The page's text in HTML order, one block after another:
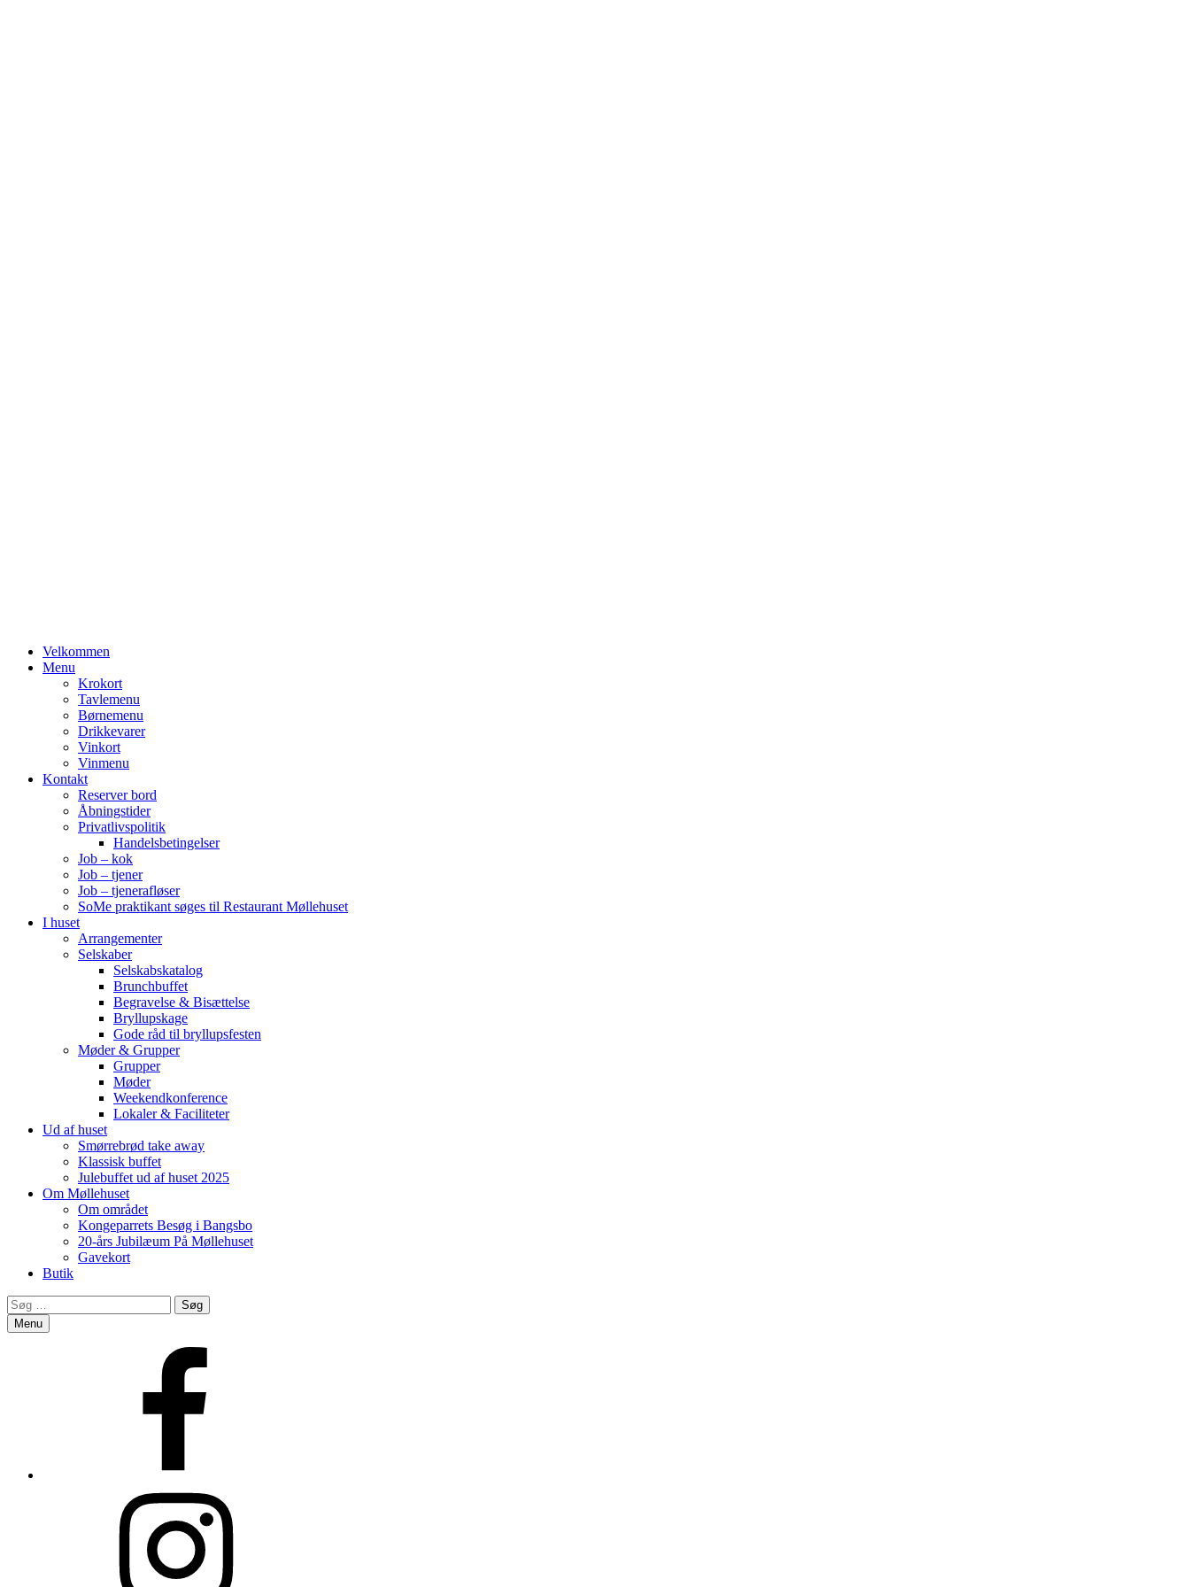
Primary
Menu
Velkommen
Menu
Krokort
Tavlemenu
Børnemenu
Drikkevarer
Vinkort
Vinmenu
Kontakt
Reserver bord
Åbningstider
Privatlivspolitik
Handelsbetingelser
Job – kok
Job – tjener
Job – tjenerafløser
SoMe praktikant søges til Restaurant Møllehuset
I huset
Arrangementer
Selskaber
Selskabskatalog
Brunchbuffet
Begravelse & Bisættelse
Bryllupskage
Gode råd til bryllupsfesten
Møder & Grupper
Grupper
Møder
Weekendkonference
Lokaler & Faciliteter
Ud af huset
Smørrebrød take away
Klassisk buffet
Julebuffet ud af huset 2025
Om Møllehuset
Om området
Kongeparrets Besøg i Bangsbo
20-års Jubilæum På Møllehuset
Gavekort
Butik
Search
Søg
efter:
Menu